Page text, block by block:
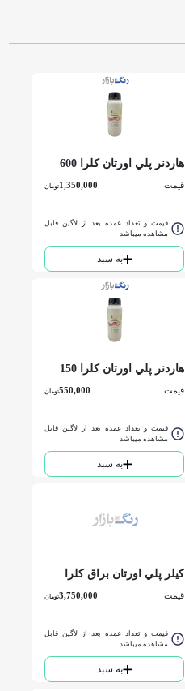
هاردنر پلي اورتان کلرا 600
گرمي
قیمت 1,350,000تومان
قیمت و تعداد عمده بعد از لاگین قابل
مشاهده میباشد
به سبد
هاردنر پلي اورتان کلرا 150
گرمي
قیمت 550,000تومان
قیمت و تعداد عمده بعد از لاگین قابل
مشاهده میباشد
به سبد
كيلر پلي اورتان براق کلرا
گالن
قیمت 3,750,000تومان
قیمت و تعداد عمده بعد از لاگین قابل
مشاهده میباشد
به سبد